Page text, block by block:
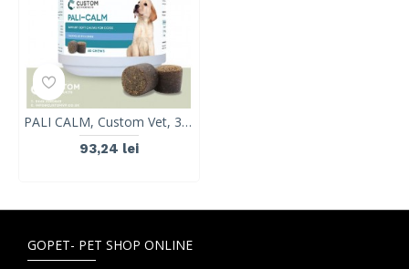
PALI CALM, Custom Vet, 30 tablete
93,24 lei
GOPET- PET SHOP ONLINE